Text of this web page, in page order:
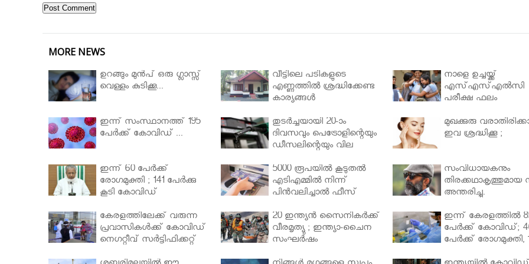
MORE NEWS
ഉറങ്ങും മുന്‍പ് ഒരു ഗ്ലാസ്സ്
വെള്ളം കുടിക്കൂ...
വീട്ടിലെ പടികളുടെ
എണ്ണത്തിൽ ശ്രദ്ധിക്കേണ്ട
കാര്യങ്ങൾ
നാളെ ഉച്ചയ്ക്ക്
എസ്എസ്എല്‍സി
പരീക്ഷ ഫലം
ഇന്ന് സംസ്ഥാനത്ത് 195
പേര്‍ക്ക് കോവിഡ് ...
തുടർച്ചയായി 20-ാം
ദിവസവും പെട്രോളിന്റെയും
ഡീസലിന്റെയും വില
മുഖക്കുരു
ഇവ ശ്രദ്ധിക്കൂ ;
ഇന്ന് 60 പേർക്ക്
രോഗമുക്തി ; 141 പേര്‍ക്കു
കൂടി കോവിഡ്
5000 രൂപയിൽ കൂടുതൽ
എടിഎമ്മിൽ നിന്ന്
പിൻവലിച്ചാൽ ഫീസ്
സംവിധായകനും
തിരക്കഥാകൃത്തുമായ
അന്തരിച്ചു.
കേരളത്തിലേക്ക് വരുന്ന
പ്രവാസികള്‍ക്ക് കോവിഡ്
നെഗറ്റീവ് സര്‍ട്ടിഫിക്കറ്റ്
20 ഇന്ത്യൻ സൈനികർക്ക്
വീരമൃത്യു ; ഇന്ത്യാ-ചൈന
സംഘർഷം
ഇന്ന് കേരളത്തിൽ
പേർക്ക് കോവിഡ്;
പേർക്ക് രോഗമുക്തി,